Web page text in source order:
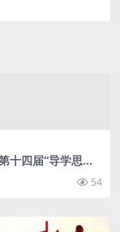
十四届“导学思政”
54